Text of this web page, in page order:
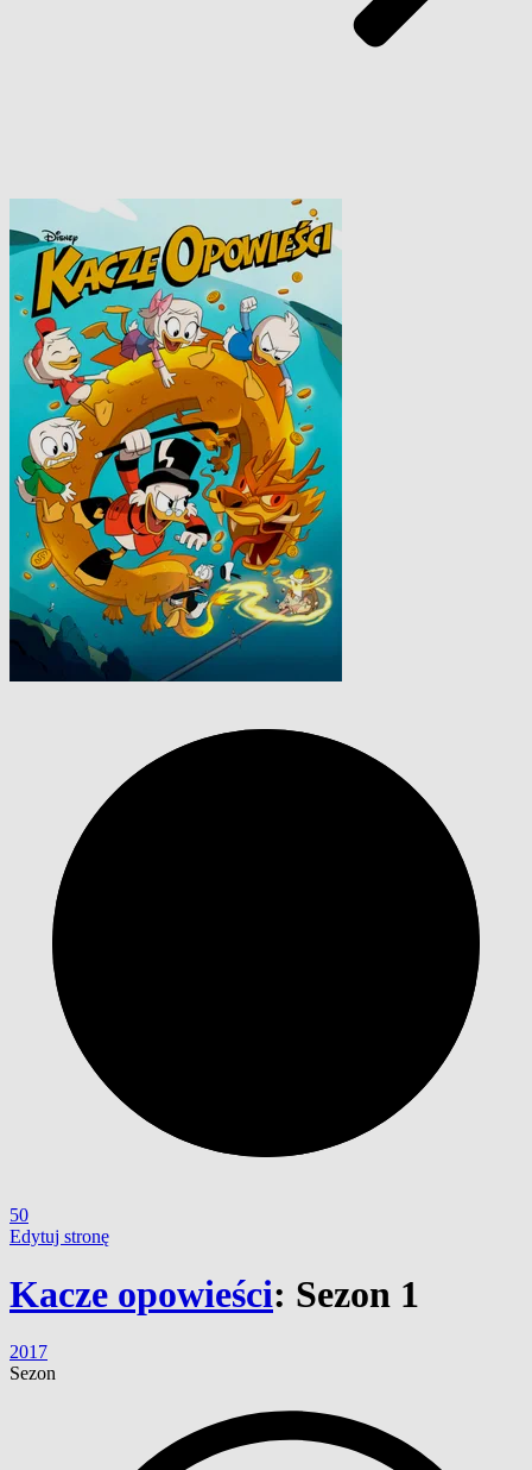
50
Edytuj stronę
Kacze opowieści: Sezon 1
2017
Sezon